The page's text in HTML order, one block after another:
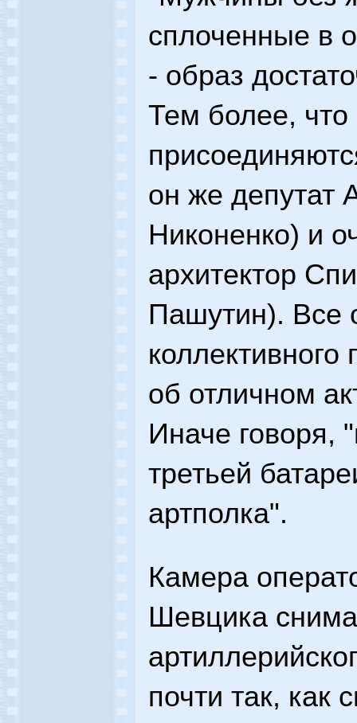
сплоченные в
- образ
Тем более, что
он же депутат
Никоненко) и
архитектор
Пашутин). Все
коллективного
об отличном
Иначе говоря,
третьей
артполка".
Камера
Шевцика
почти так, как